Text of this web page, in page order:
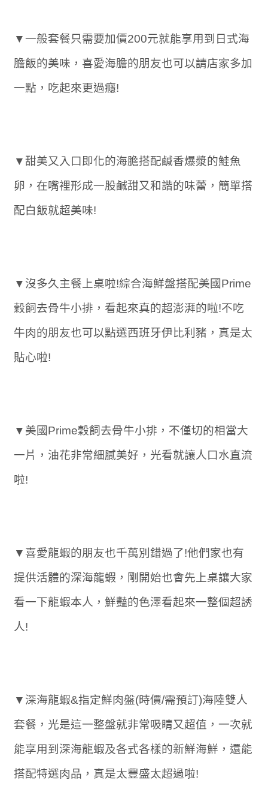
▼一般套餐只需要加價200元就能享用到日式海
膽飯的美味，喜愛海膽的朋友也可以請店家多加
一點，吃起來更過癮!
▼甜美又入口即化的海膽搭配鹹香爆漿的鮭魚
卵，在嘴裡形成一股鹹甜又和諧的味蕾，簡單搭
配白飯就超美味!
▼沒多久主餐上桌啦!綜合海鮮盤搭配美國Prime
穀飼去骨牛小排，看起來真的超澎湃的啦!不吃
牛肉的朋友也可以點選西班牙伊比利豬，真是太
貼心啦!
▼美國Prime穀飼去骨牛小排，不僅切的相當大
一片，油花非常細膩美好，光看就讓人口水直流
啦!
▼喜愛龍蝦的朋友也千萬別錯過了!他們家也有
提供活體的深海龍蝦，剛開始也會先上桌讓大家
看一下龍蝦本人，鮮豔的色澤看起來一整個超誘
人!
▼深海龍蝦&指定鮮肉盤(時價/需預訂)海陸雙人
套餐，光是這一整盤就非常吸睛又超值，一次就
能享用到深海龍蝦及各式各樣的新鮮海鮮，還能
搭配特選肉品，真是太豐盛太超過啦!